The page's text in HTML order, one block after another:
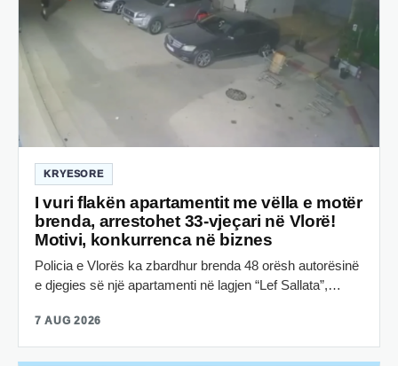
KRYESORE
I vuri flakën apartamentit me vëlla e motër
brenda, arrestohet 33-vjeçari në Vlorë!
Motivi, konkurrenca në biznes
Policia e Vlorës ka zbardhur brenda 48 orësh autorësinë
e djegies së një apartamenti në lagjen “Lef Sallata”,…
7 AUG 2026